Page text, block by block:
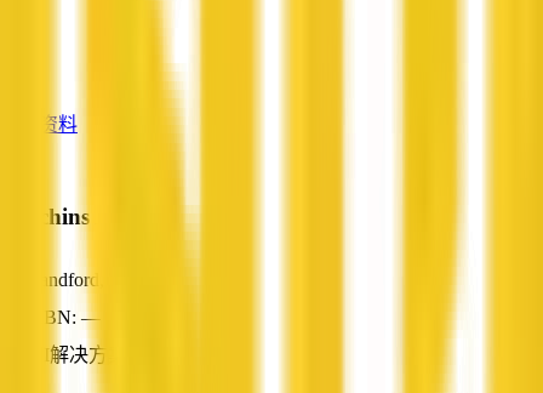
查看资料
Hutchins A
Sandford, TAS
ABN: —
AI解决方案